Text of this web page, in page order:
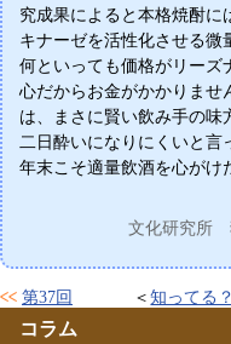
究成果によると本格焼酎に
キナーゼを活性化させる微
何といっても価格がリーズ
心だからお金がかかりませ
は、まさに賢い飲み手の味
二日酔いになりにくいと言
年末こそ適量飲酒を心がけ
文化研究所
第37回 知ってる
コラム